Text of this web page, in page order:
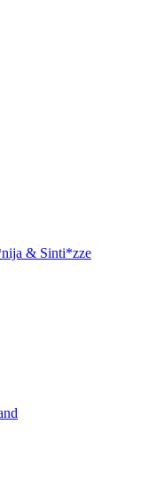
& Sinti*zze